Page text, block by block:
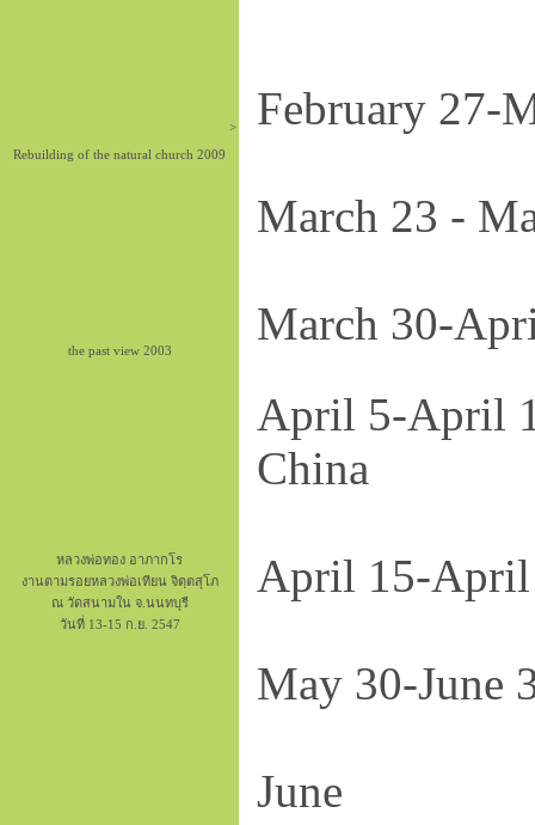
>
Rebuilding of the natural church 2009
the past view 2003
หลวงพ่อทอง อาภากโร
งานตามรอยหลวงพ่อเทียน จิตฺตสุโภ
ณ วัดสนามใน จ.นนทบุรี
วันที่ 13-15 ก.ย. 2547
February
March 23
March
April 5-
China
April 15-
May 30-